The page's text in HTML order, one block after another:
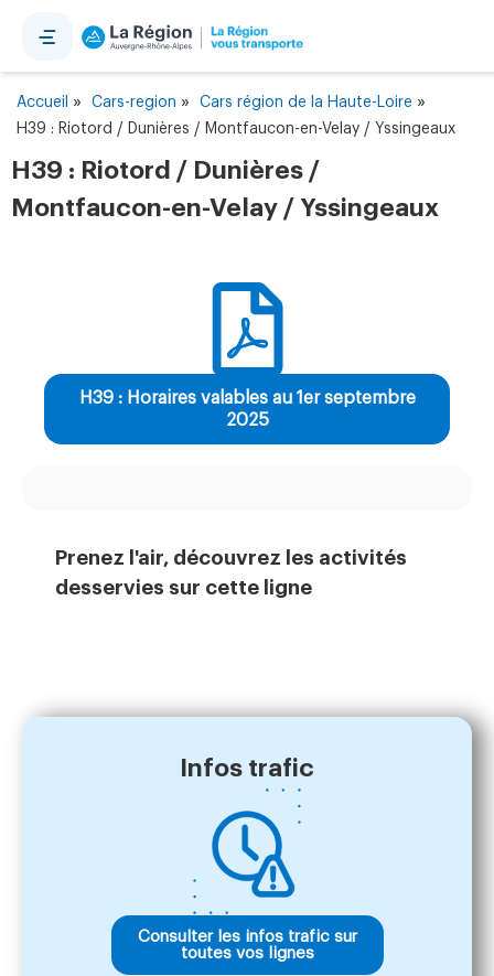
Accueil » Cars-region » Cars région de la Haute-Loire »
H39 : Riotord / Dunières / Montfaucon-en-Velay / Yssingeaux
H39 : Riotord / Dunières /
Montfaucon-en-Velay / Yssingeaux
H39 : Horaires valables au 1er septembre
2025
Prenez l'air, découvrez les activités
desservies sur cette ligne
Infos trafic
Consulter les infos trafic sur
toutes vos lignes